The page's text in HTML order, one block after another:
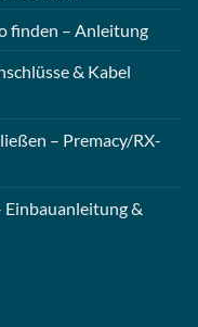
finden – Anleitung
& Kabel
– Premacy/RX-
&